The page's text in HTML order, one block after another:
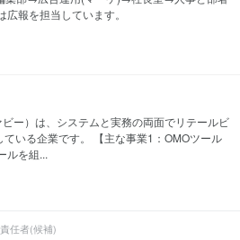
報を担当しています。
ー）は、システムと実務の両面でリテールビ
ている企業です。 【主な事業1：OMOツール
ルを組...
任者(候補)